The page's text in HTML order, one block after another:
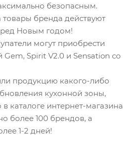
безопасным.
товары бренда действуют
Новым годом!
могут приобрести
Spirit V2.0 и Sensation со
продукцию какого-либо
кухонной зоны,
каталоге интернет-магазина
более 100 брендов, а
1-2 дней!